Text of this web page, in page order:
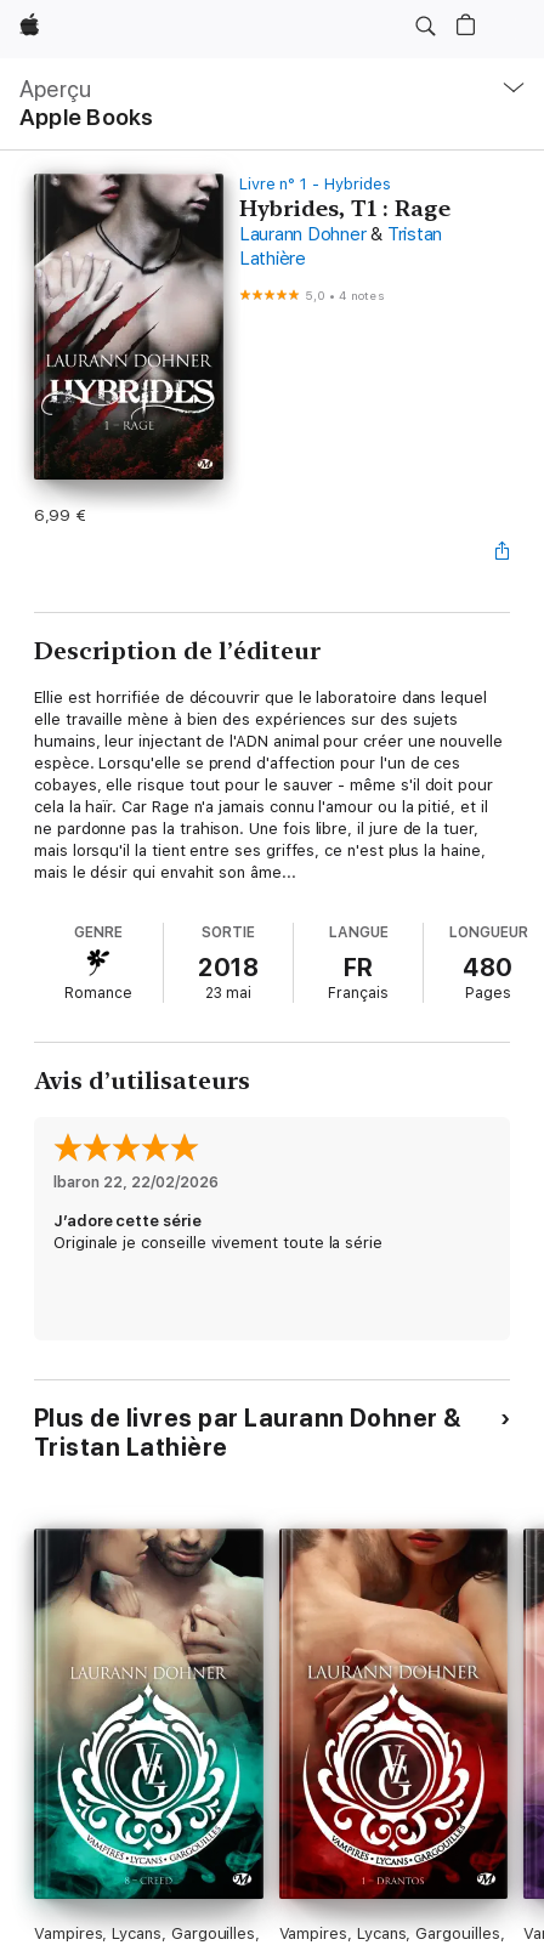
Apple
Aperçu
Apple Books
locale
Ouvrir
menu
Livre n° 1 - Hybrides
Hybrides, T1 : Rage
Laurann Dohner & Tristan
Lathière
5,0 •4 notes
6,99 €
Description de l’éditeur
Ellie est horrifiée de découvrir que le laboratoire dans lequel
elle travaille mène à bien des expériences sur des sujets
humains, leur injectant de l'ADN animal pour créer une nouvelle
espèce. Lorsqu'elle se prend d'affection pour l'un de ces
cobayes, elle risque tout pour le sauver - même s'il doit pour
cela la haïr. Car Rage n'a jamais connu l'amour ou la pitié, et il
ne pardonne pas la trahison. Une fois libre, il jure de la tuer,
mais lorsqu'il la tient entre ses griffes, ce n'est plus la haine,
mais le désir qui envahit son âme...
GENRE
Romance
SORTIE
2018
23 mai
LANGUE
FR
Français
LONGUEUR
480
Pages
Avis d’utilisateurs
lbaron 22, 22/02/2026
J’adore cette série
Originale je conseille vivement toute la série
Plus de livres par Laurann Dohner &
Tristan Lathière
Vampires, Lycans, Gargouilles,
Vampires, Lycans, Gargouilles,